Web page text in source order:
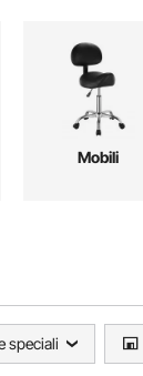
Mobili
speciali